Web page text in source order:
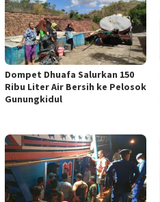
Dompet Dhuafa Salurkan 150
Ribu Liter Air Bersih ke Pelosok
Gunungkidul